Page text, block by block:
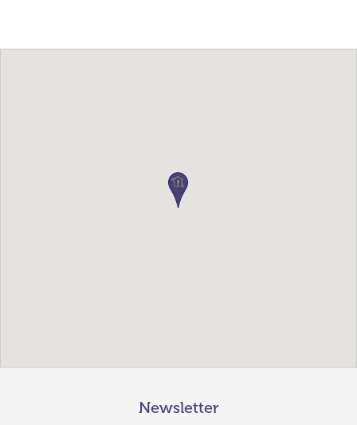
Newsletter